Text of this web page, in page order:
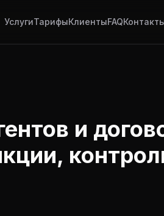
УслугиТарифыКлиентыFAQ
и